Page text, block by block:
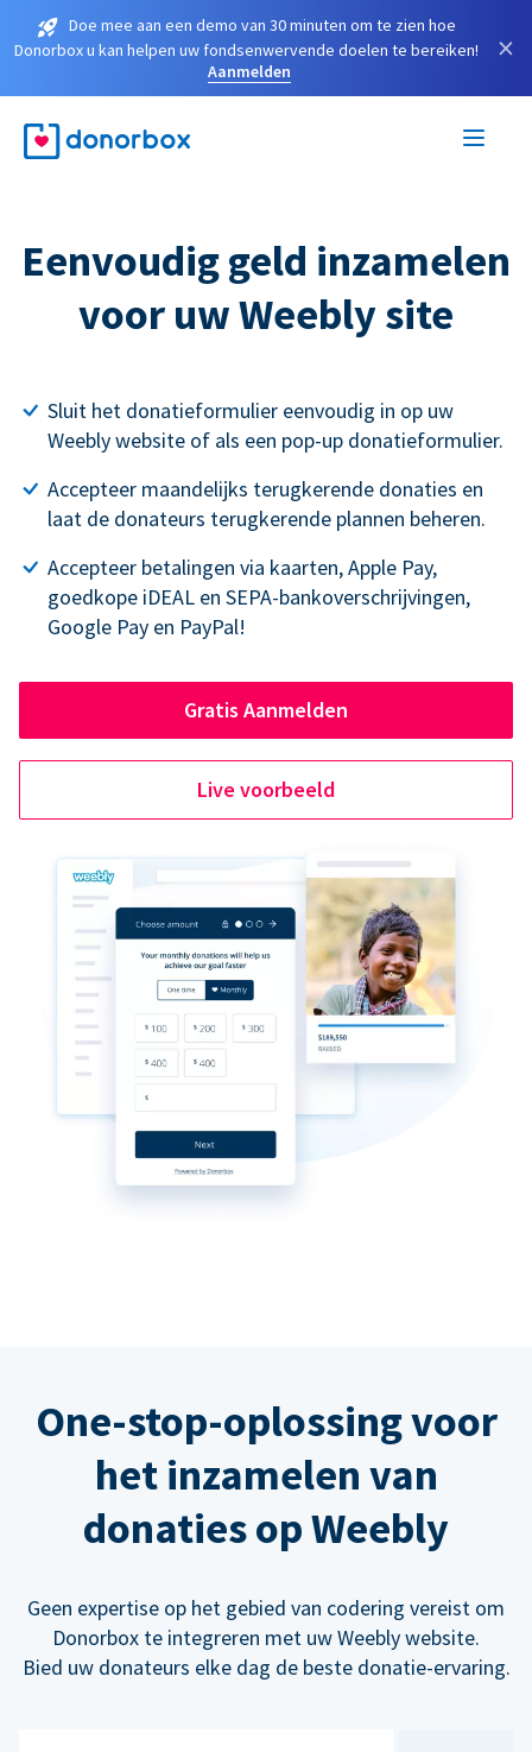
Doe mee aan een demo van 30 minuten om te zien hoe
Donorbox u kan helpen uw fondsenwervende doelen te bereiken!
Aanmelden
×
Eenvoudig geld inzamelen
voor uw Weebly site
Sluit het donatieformulier eenvoudig in op uw
Weebly website of als een pop-up donatieformulier.
Accepteer maandelijks terugkerende donaties en
laat de donateurs terugkerende plannen beheren.
Accepteer betalingen via kaarten, Apple Pay,
goedkope iDEAL en SEPA-bankoverschrijvingen,
Google Pay en PayPal!
Gratis Aanmelden
Live voorbeeld
One-stop-oplossing voor
het inzamelen van
donaties op Weebly
Geen expertise op het gebied van codering vereist om
Donorbox te integreren met uw Weebly website.
Bied uw donateurs elke dag de beste donatie-ervaring.